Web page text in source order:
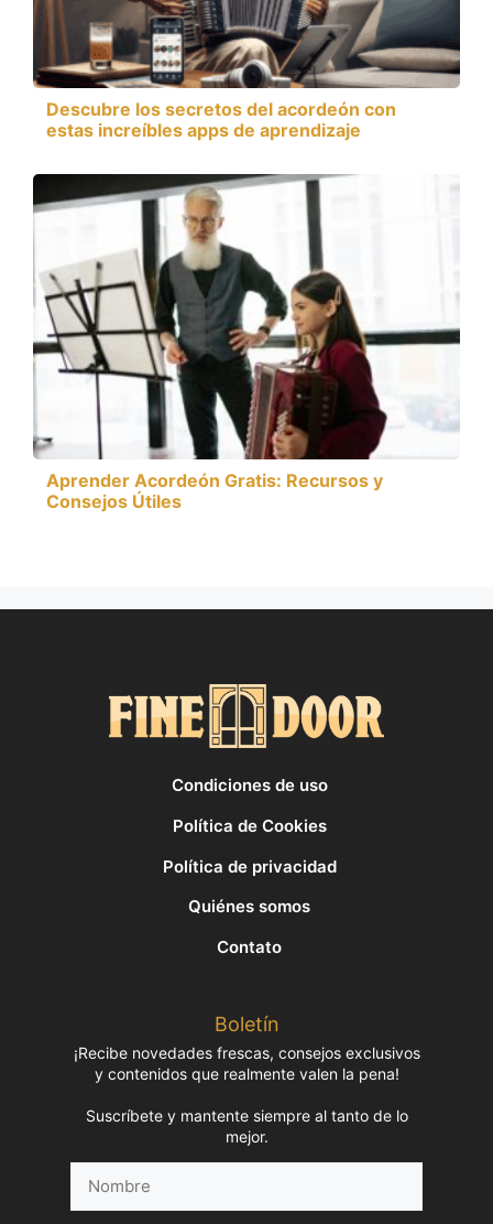
Descubre los secretos del acordeón con
estas increíbles apps de aprendizaje
Aprender Acordeón Gratis: Recursos y
Consejos Útiles
Condiciones de uso
Política de Cookies
Política de privacidad
Quiénes somos
Contato
Boletín
¡Recibe novedades frescas, consejos exclusivos
y contenidos que realmente valen la pena!
Suscríbete y mantente siempre al tanto de lo
mejor.